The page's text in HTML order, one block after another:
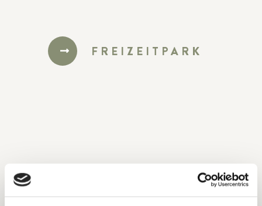
FREIZEITPARK